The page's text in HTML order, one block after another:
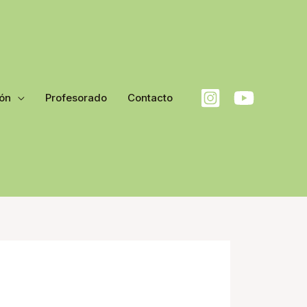
Profesorado Contacto